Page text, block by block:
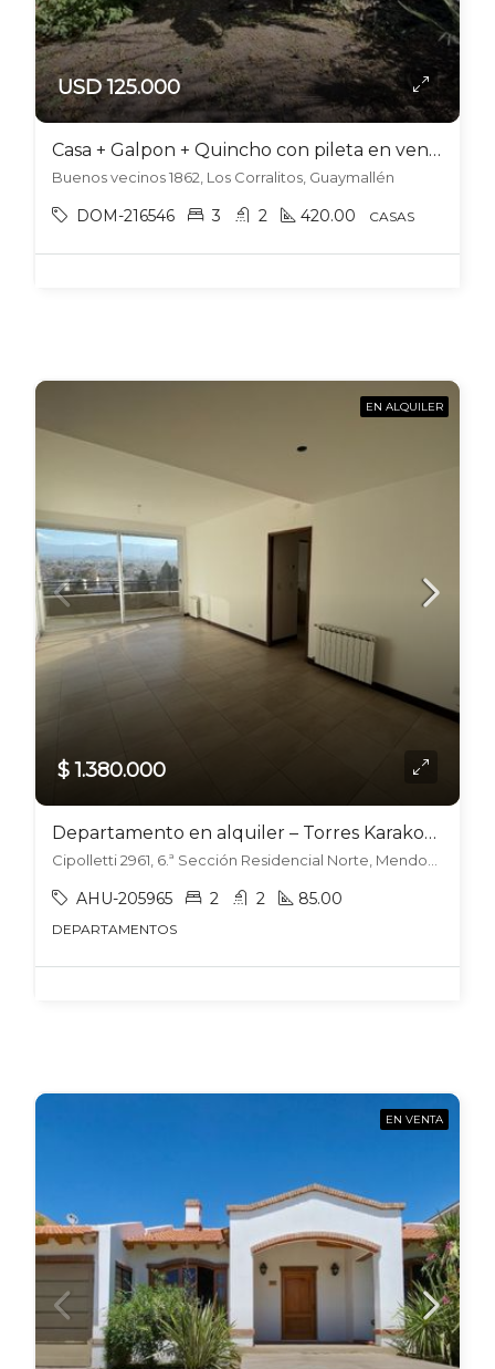
USD 125.000
Casa + Galpon + Quincho con pileta en venta en Los Corralitos
Buenos vecinos 1862, Los Corralitos, Guaymallén
DOM-216546 3 2 420.00 CASAS
EN ALQUILER
$ 1.380.000
Departamento en alquiler – Torres Karakorum, Sexta sección.
Cipolletti 2961, 6.ª Sección Residencial Norte, Mendoza
AHU-205965 2 2 85.00
DEPARTAMENTOS
EN VENTA